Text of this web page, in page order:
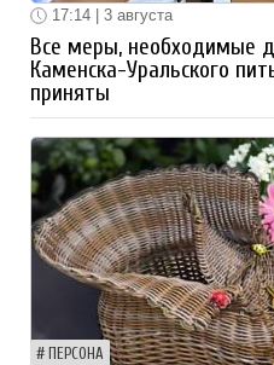
17:14 | 3 августа
Все меры, необходимые
Каменска-Уральского
приняты
ПЕРСОНА